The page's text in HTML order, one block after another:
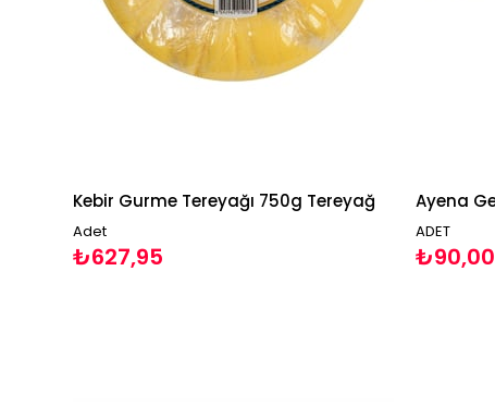
Kebir Gurme Tereyağı 750g Tereyağ
Adet
₺627,95
ADET
₺90,00